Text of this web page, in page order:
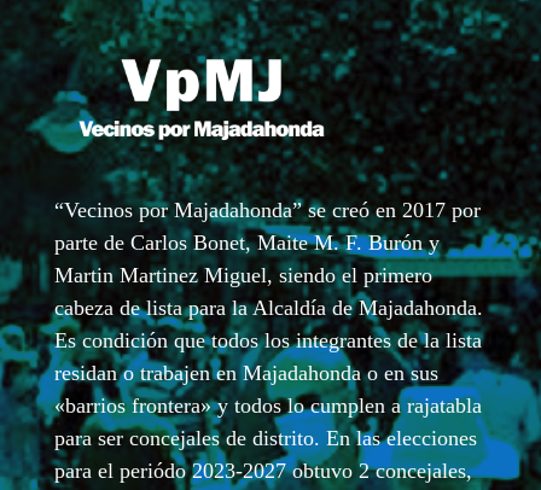
“Vecinos por Majadahonda” se creó en 2017 por
parte de Carlos Bonet, Maite M. F. Burón y
Martin Martinez Miguel, siendo el primero
cabeza de lista para la Alcaldía de Majadahonda.
Es condición que todos los integrantes de la lista
residan o trabajen en Majadahonda o en sus
«barrios frontera» y todos lo cumplen a rajatabla
para ser concejales de distrito. En las elecciones
para el periódo 2023-2027 obtuvo 2 concejales,